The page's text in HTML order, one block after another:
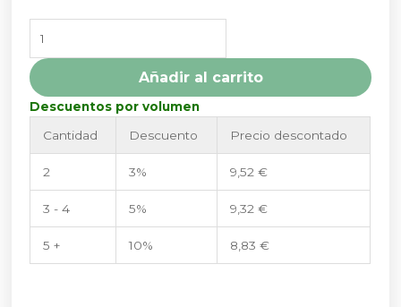
150ML
TONGIL
cantidad
Añadir al carrito
Descuentos por volumen
Cantidad
Descuento Precio descontado
2 3% 9,52€
3 - 4 5% 9,32€
5 + 10% 8,83€